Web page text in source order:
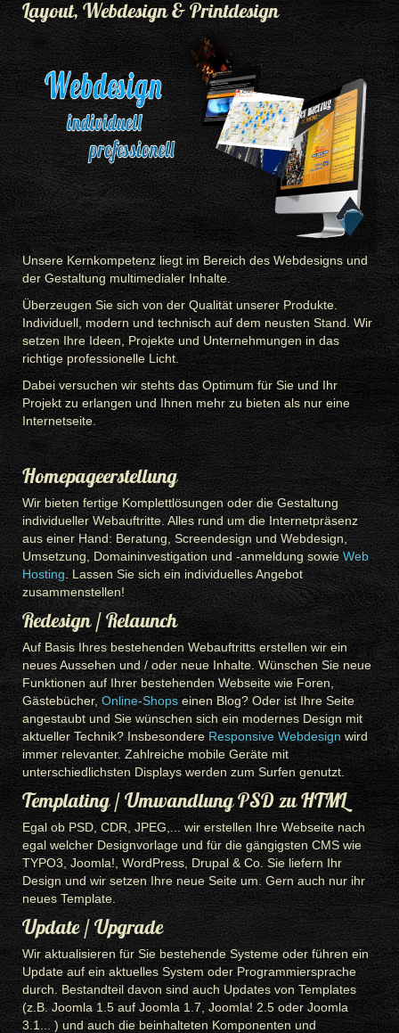
Layout, Webdesign & Printdesign
Unsere Kernkompetenz liegt im Bereich des Webdesigns und
der Gestaltung multimedialer Inhalte.
Überzeugen Sie sich von der Qualität unserer Produkte.
Individuell, modern und technisch auf dem neusten Stand. Wir
setzen Ihre Ideen, Projekte und Unternehmungen in das
richtige professionelle Licht.
Dabei versuchen wir stehts das Optimum für Sie und Ihr
Projekt zu erlangen und Ihnen mehr zu bieten als nur eine
Internetseite.
Homepageerstellung
Wir bieten fertige Komplettlösungen oder die Gestaltung
individueller Webauftritte. Alles rund um die Internetpräsenz
aus einer Hand: Beratung, Screendesign und Webdesign,
Umsetzung, Domaininvestigation und -anmeldung sowieWeb
Hosting. Lassen Sie sich ein individuelles Angebot
zusammenstellen!
Redesign / Relaunch
Auf Basis Ihres bestehenden Webauftritts erstellen wir ein
neues Aussehen und / oder neue Inhalte. Wünschen Sie neue
Funktionen auf Ihrer bestehenden Webseite wie Foren,
Gästebücher, Online-Shopseinen Blog? Oder ist Ihre Seite
angestaubt und Sie wünschen sich ein modernes Design mit
aktueller Technik? Insbesondere Responsive Webdesign wird
immer relevanter. Zahlreiche mobile Geräte mit
unterschiedlichsten Displays werden zum Surfen genutzt.
Templating / Umwandlung PSD zu HTML
Egal ob PSD, CDR, JPEG,... wir erstellen Ihre Webseite nach
egal welcher Designvorlage und für die gängigsten CMS wie
TYPO3, Joomla!, WordPress, Drupal & Co. Sie liefern Ihr
Design und wir setzen Ihre neue Seite um. Gern auch nur ihr
neues Template.
Update / Upgrade
Wir aktualisieren für Sie bestehende Systeme oder führen ein
Update auf ein aktuelles System oder Programmiersprache
durch. Bestandteil davon sind auch Updates von Templates
(z.B. Joomla 1.5 auf Joomla 1.7, Joomla! 2.5 oder Joomla
3.1... ) und auch die beinhalteten Komponenten und